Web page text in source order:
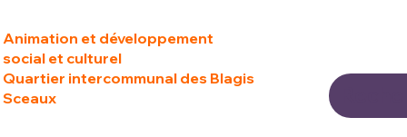
Animation et développement
social et culturel
Quartier intercommunal des Blagis
Sceaux